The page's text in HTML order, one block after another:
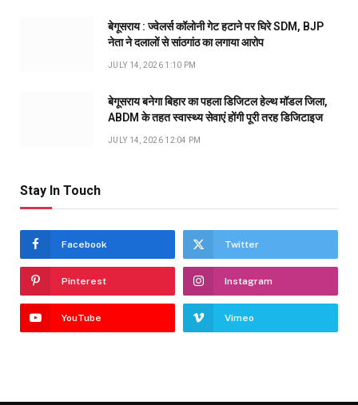
बेगूसराय : ज्वेलर्स कॉलोनी गेट हटाने पर घिरे SDM, BJP
नेता ने दलालों से सांठगांठ का लगाया आरोप
JULY 14, 2026 1:10 PM
बेगूसराय बनेगा बिहार का पहला डिजिटल हेल्थ मॉडल जिला,
ABDM के तहत स्वास्थ्य सेवाएं होंगी पूरी तरह डिजिटाइज
JULY 14, 2026 12:04 PM
Stay In Touch
Facebook Twitter
Pinterest Instagram
YouTube Vimeo